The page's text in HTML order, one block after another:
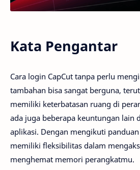
Kata Pengantar
Cara login CapCut tanpa perlu
tambahan bisa sangat berguna,
memiliki keterbatasan ruang di
ada juga beberapa keuntungan lain
aplikasi. Dengan mengikuti
memiliki fleksibilitas dalam
menghemat memori perangkatmu.